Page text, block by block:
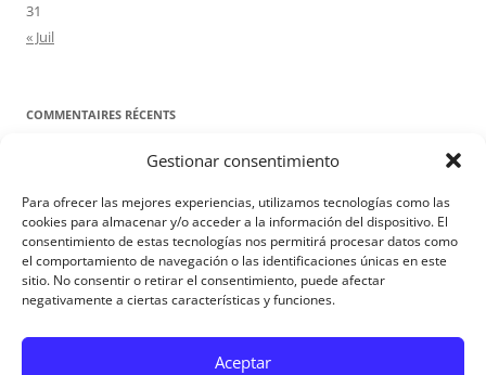
Gestionar consentimiento
Para ofrecer las mejores experiencias, utilizamos tecnologías como las
cookies para almacenar y/o acceder a la información del dispositivo. El
consentimiento de estas tecnologías nos permitirá procesar datos como
el comportamiento de navegación o las identificaciones únicas en este
sitio. No consentir o retirar el consentimiento, puede afectar
negativamente a ciertas características y funciones.
Aceptar
31
« Juil
COMMENTAIRES RÉCENTS
Proyecto Amor ConyugaldansContre toute attente. Commentaire
pour les époux : Luc 12, 8-12
Manuel MirallesdansContre toute attente. Commentaire pour les
époux : Luc 12, 8-12